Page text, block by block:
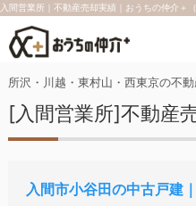
入間営業所｜不動産売却実績｜おうちの仲介＋
所沢・川越・東村山・西東京の不
[入間営業所]不動産
入間市小谷田の中古戸建